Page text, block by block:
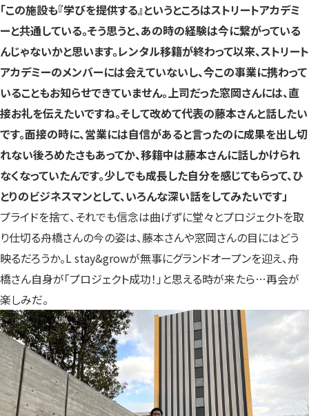
「この施設も『学びを提供する』というところはストリートアカデミ
ーと共通している。そう思うと、あの時の経験は今に繋がっている
んじゃないかと思います。レンタル移籍が終わって以来、ストリート
アカデミーのメンバーには会えていないし、今この事業に携わって
いることもお知らせできていません。上司だった窓岡さんには、直
接お礼を伝えたいですね。そして改めて代表の藤本さんと話したい
です。面接の時に、営業には自信があると言ったのに成果を出し切
れない後ろめたさもあってか、移籍中は藤本さんに話しかけられ
なくなっていたんです。少しでも成長した自分を感じてもらって、ひ
とりのビジネスマンとして、いろんな深い話をしてみたいです」
プライドを捨て、それでも信念は曲げずに堂々とプロジェクトを取
り仕切る舟橋さんの今の姿は、藤本さんや窓岡さんの目にはどう
映るだろうか。L stay&growが無事にグランドオープンを迎え、舟
橋さん自身が「プロジェクト成功！」と思える時が来たら…再会が
楽しみだ。